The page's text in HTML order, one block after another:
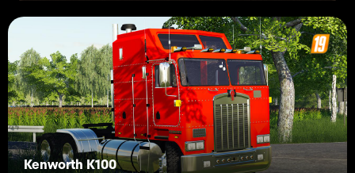
Kenworth K100